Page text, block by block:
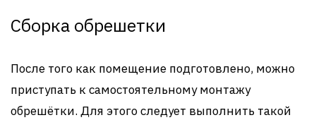
Сборка обрешетки
После того как помещение подготовлено, можно
приступать к самостоятельному монтажу
обрешётки. Для этого следует выполнить такой